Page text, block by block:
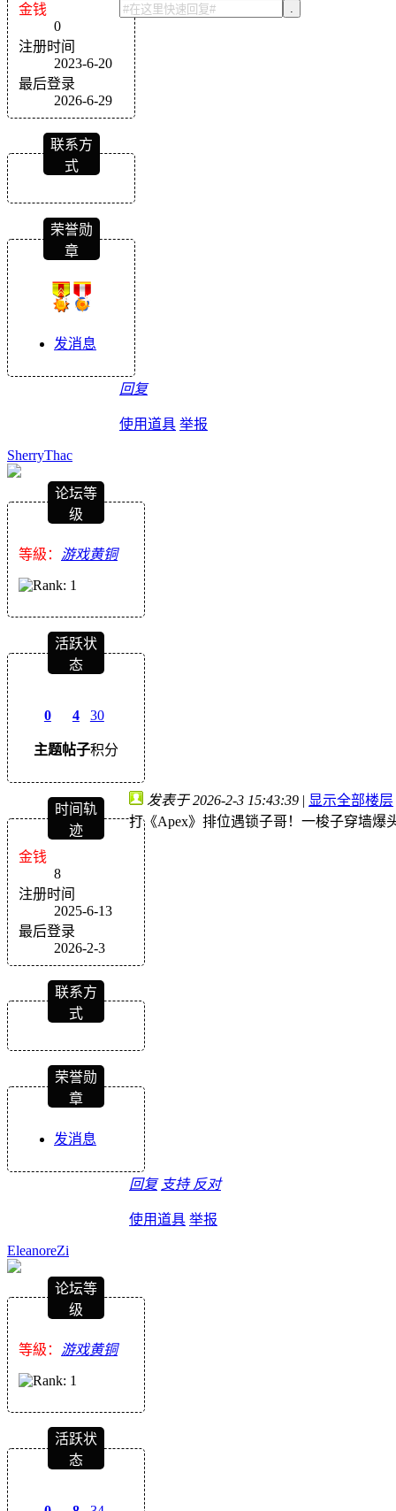
金钱
0
注册时间
2023-6-20
最后登录
2026-6-29
联系方
式
荣誉勋
章
发消息
回复
使用道具 举报
SherryThac
论坛等
级
等級： 游戏黄铜
活跃状
态
0
主题
4
帖子
30
积分
时间轨
迹
金钱
8
注册时间
2025-6-13
最后登录
2026-2-3
联系方
式
荣誉勋
章
发消息
发表于 2026-2-3 15:43:39 | 显示全部楼层
打《Apex》排位遇锁子哥！一梭子穿墙爆
回复 支持 反对
使用道具 举报
EleanoreZi
论坛等
级
等級： 游戏黄铜
活跃状
态